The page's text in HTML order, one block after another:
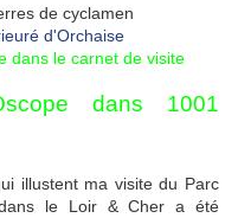
de cyclamen
dans le carnet de visite
dans 1001
illustent ma visite du Parc
dans le Loir & Cher a été